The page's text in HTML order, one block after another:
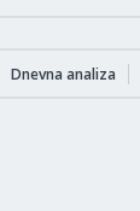
Dnevna analiza